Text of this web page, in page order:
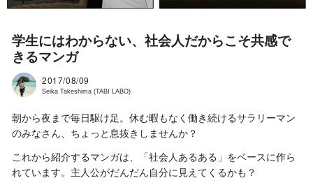
学生にはわからない、社会人だからこそ共感で
きるマンガ
2017/08/09
Seika Takeshima (TABI LABO)
朝から夜まで毎日駆け足。休む暇もなく働き続けるサラリーマン
のみなさん、ちょっと息抜きしませんか？
これから紹介するマンガは、「社会人あるある」をベースに作ら
れています。主人公がだんだん自分に見えてくるかも？